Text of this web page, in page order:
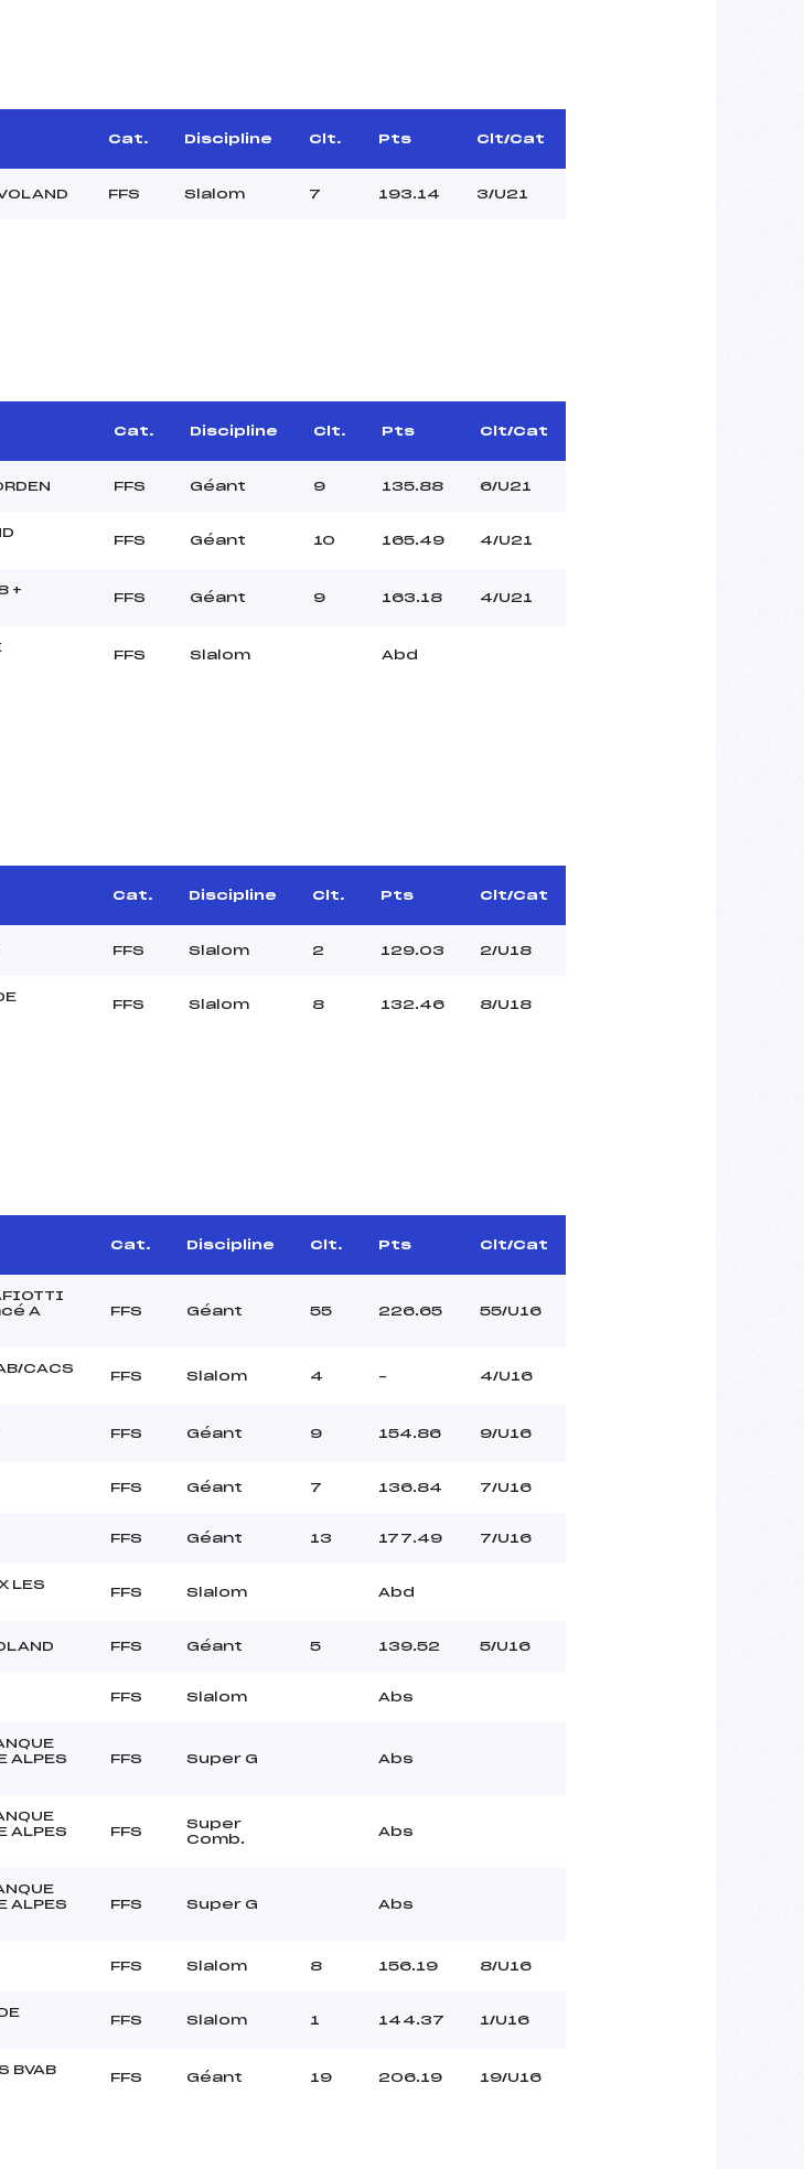
Cat. Discipline Clt. Pts Clt/Cat
FFS Slalom 7 193.14 3/U21
Cat. Discipline Clt. Pts Clt/Cat
FFS Géant 9 135.88 6/U21
FFS Géant 10 165.49 4/U21
+
FFS Géant 9 163.18 4/U21
FFS Slalom Abd
Cat. Discipline Clt. Pts Clt/Cat
FFS Slalom 2 129.03 2/U18
FFS Slalom 8 132.46 8/U18
Cat. Discipline Clt. Pts Clt/Cat
A
FFS Géant 55 226.65 55/U16
CACS
FFS Slalom 4 – 4/U16
FFS Géant 9 154.86 9/U16
FFS Géant 7 136.84 7/U16
FFS Géant 13 177.49 7/U16
LES
FFS Slalom Abd
FFS Géant 5 139.52 5/U16
FFS Slalom Abs
ALPES
FFS Super G Abs
ALPES
FFS
Super
Comb.
Abs
ALPES
FFS Super G Abs
FFS Slalom 8 156.19 8/U16
FFS Slalom 1 144.37 1/U16
BVAB
FFS Géant 19 206.19 19/U16